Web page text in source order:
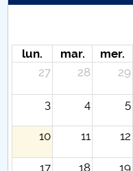
lun. mar. mer.
27
28 29
3 4 5
10 11 12
17 18 19